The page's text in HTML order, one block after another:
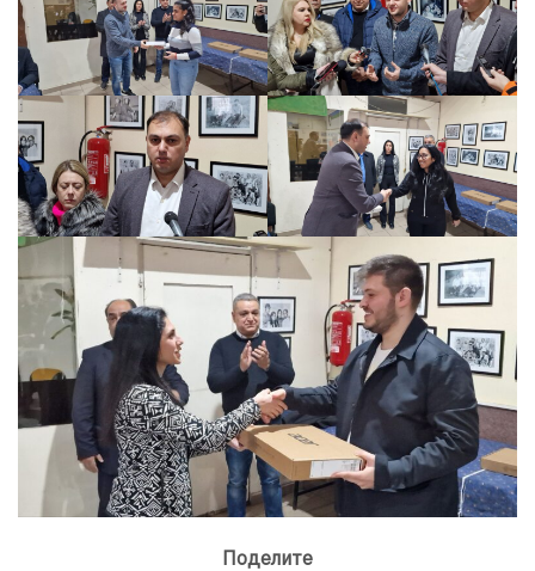
Поделите